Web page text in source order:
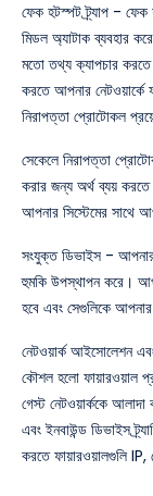
ফেক হটস্পট ট্র্যাপ -
মিডল অ্যাটাক ব্যবহার
মতো তথ্য ক্যাপচার করতে
করতে আপনার নেটওয়ার্কে
নিরাপত্তা প্রোটোকল
সেকেলে নিরাপত্তা
করার জন্য অর্থ ব্যয়
আপনার সিস্টেমের সাথে
সংযুক্ত ডিভাইস - আপনার
হুমকি উপস্থাপন করে।
হবে এবং সেগুলিকে আপনার
নেটওয়ার্ক আইসোলেশন
কৌশল হলো ফায়ারওয়াল
গেস্ট নেটওয়ার্ককে
এবং ইনবাউন্ড ডিভাইস
করতে ফায়ারওয়ালগুলি IP,